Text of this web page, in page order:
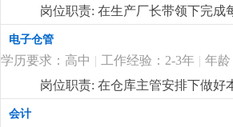
岗位职责: 在生产厂长带领下完成
懂驱动贴片机和插件机操作3.包
电子仓管
学历要求：高中 | 工作经验：2-3年 | 年龄
岗位职责: 在仓库主管安排下做
是一家专业生产led照明企业，产
会计